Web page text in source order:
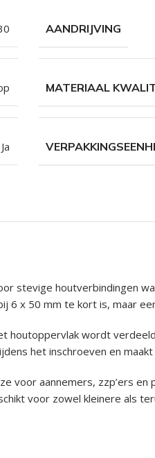
AANDRIJVING
MATERIAAL
Ja
stevige houtverbindingen
6 x 50 mm te kort is, maar
wordt
het inschroeven en
voor aannemers, zzp’ers
voor zowel kleinere als